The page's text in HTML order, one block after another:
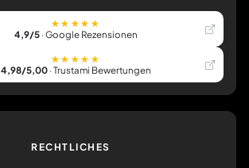
★★★★★
4,9/5· Google Rezensionen
★★★★★
4,98/5,00· Trustami Bewertungen
RECHTLICHES